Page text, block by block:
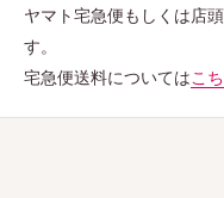
ヤマト宅急便もしくは店
す。
宅急便送料についてはこ